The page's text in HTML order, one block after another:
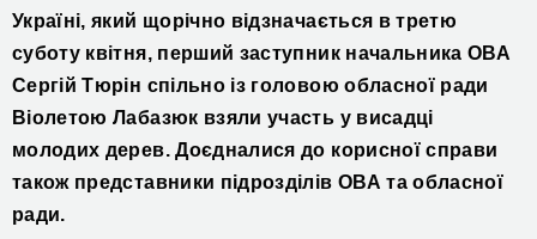
Україні, який щорічно відзначається в третю
суботу квітня, перший заступник начальника ОВА
Cергій Тюрін спільно із головою обласної ради
Віолетою Лабазюк взяли участь у висадці
молодих дерев. Доєдналися до корисної справи
також представники підрозділів ОВА та обласної
ради.